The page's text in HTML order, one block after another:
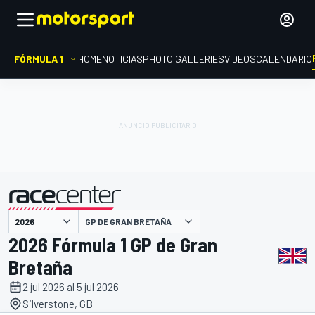
FÓRMULA 1 HOMENOTICIASPHOTO GALLERIESVIDEOSCALENDARIO
presentado por GP DE GRAN BRETAÑA
2026 Fórmula 1 GP de Gran
Bretaña
2 jul 2026 al 5 jul 2026
Silverstone, GB